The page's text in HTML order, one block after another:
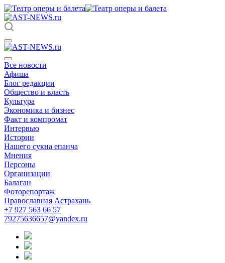
Все новости
Афиша
Блог редакции
Общество и власть
Культура
Экономика и бизнес
Факт и компромат
Интервью
Истории
Нашего сукна епанча
Мнения
Персоны
Организации
Балаган
Фоторепортаж
Православная Астрахань
+7 927 563 66 57
79275636657@yandex.ru